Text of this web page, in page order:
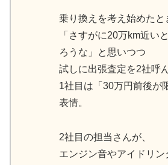
乗り換えを考え始めたと
「さすがに20万km近い
ろうな」と思いつつ
試しに出張査定を2社呼
1社目は「30万円前後が
表情。
2社目の担当さんが、
エンジン音やアイドリ